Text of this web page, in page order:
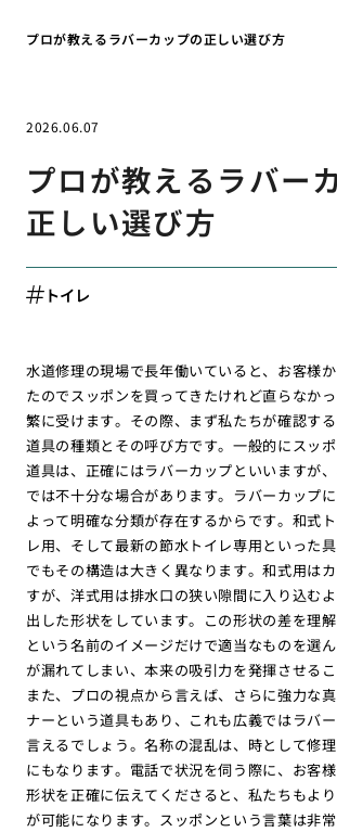
プロが教えるラバーカップの正しい選び方
2026.06.07
プロが教えるラバー
正しい選び方
トイレ
水道修理の現場で長年働いていると、お客様
たのでスッポンを買ってきたけれど直らなか
繁に受けます。その際、まず私たちが確認す
道具の種類とその呼び方です。一般的にスッ
道具は、正確にはラバーカップといいますが
では不十分な場合があります。ラバーカップ
よって明確な分類が存在するからです。和式
レ用、そして最新の節水トイレ専用といった
でもその構造は大きく異なります。和式用は
すが、洋式用は排水口の狭い隙間に入り込む
出した形状をしています。この形状の差を理
という名前のイメージだけで適当なものを選
が漏れてしまい、本来の吸引力を発揮させるこ
また、プロの視点から言えば、さらに強力な
ナーという道具もあり、これも広義ではラバ
言えるでしょう。名称の混乱は、時として修
にもなります。電話で状況を伺う際に、お客
形状を正確に伝えてくださると、私たちもよ
が可能になります。スッポンという言葉は非